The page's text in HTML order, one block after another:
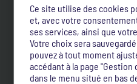
Ce site utilise des cookies
et, avec votre
ses services, ainsi que
Votre choix sera
pouvez à tout moment
accédant à la page
dans le menu situé en bas